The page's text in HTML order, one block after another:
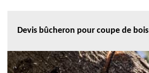
Devis bûcheron pour coupe de bois